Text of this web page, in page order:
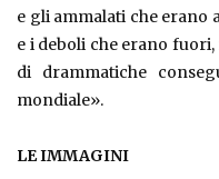
e gli ammalati che erano
e i deboli che erano
di drammatiche
mondiale».
LE IMMAGINI